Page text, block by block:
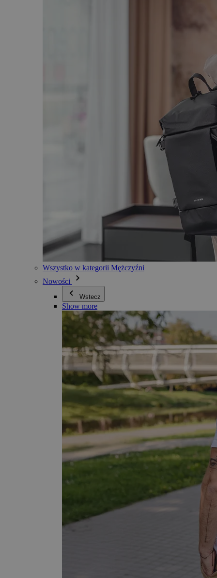
Wszystko w kategorii Mężczyźni
Nowości
Wstecz
Show more